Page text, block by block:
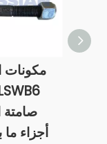
مكونات
أجزاء ما